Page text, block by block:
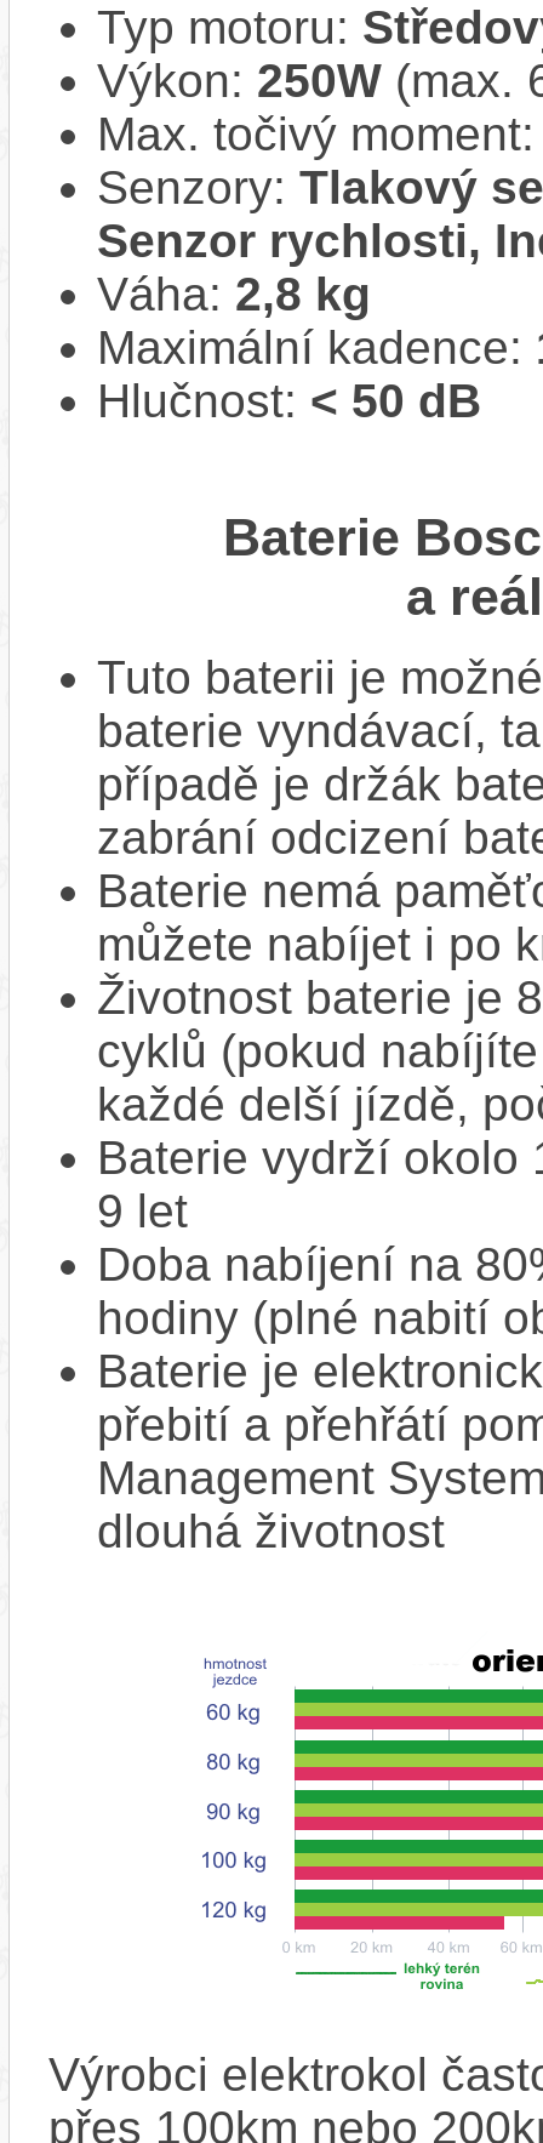
Typ motoru:
Výkon: 250W (max.
Max. točivý
Senzory: Tlakový
Senzor rychlosti,
Váha: 2,8 kg
Maximální kadence:
Hlučnost: < 50 dB
Baterie
a
Tuto baterii je
baterie vyndávací,
případě je držák
zabrání odcizení
Baterie nemá
můžete nabíjet i po
Životnost baterie je
cyklů (pokud
každé delší jízdě,
Baterie vydrží okolo
9 let
Doba nabíjení na
hodiny (plné nabití
Baterie je
přebití a přehřátí
Management
dlouhá životnost
Výrobci elektrokol
přes 100km nebo